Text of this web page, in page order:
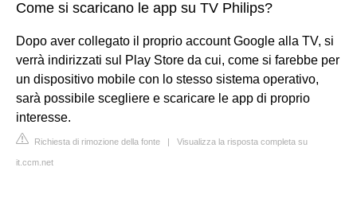
Come si scaricano le app su TV Philips?
Dopo aver collegato il proprio account Google alla TV, si
verrà indirizzati sul Play Store da cui, come si farebbe per
un dispositivo mobile con lo stesso sistema operativo,
sarà possibile scegliere e scaricare le app di proprio
interesse.
Richiesta di rimozione della fonte | Visualizza la risposta completa su
it.ccm.net